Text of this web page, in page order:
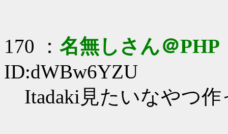
170 ： 名無しさん＠PHP
ID:dWBw6YZU
Itadaki見たいなやつ